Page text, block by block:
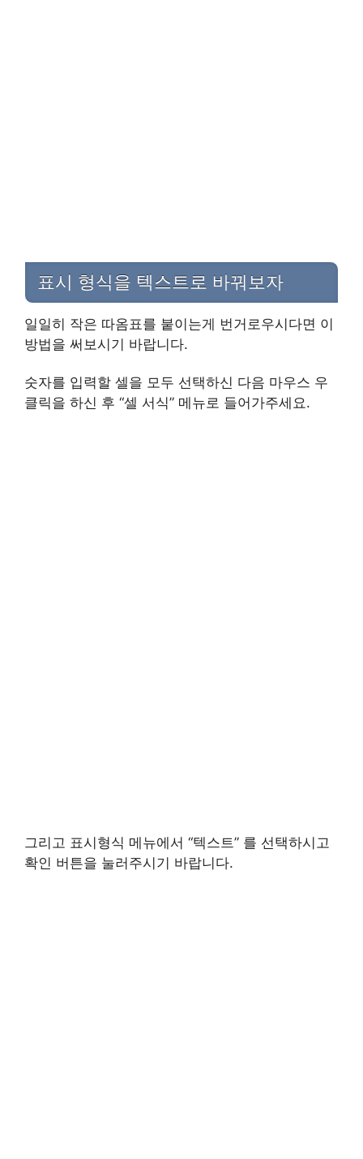
표시 형식을 텍스트로 바꿔보자
일일히 작은 따옴표를 붙이는게 번거로우시다면 이
방법을 써보시기 바랍니다.
숫자를 입력할 셀을 모두 선택하신 다음 마우스 우
클릭을 하신 후 “셀 서식” 메뉴로 들어가주세요.
그리고 표시형식 메뉴에서 “텍스트” 를 선택하시고
확인 버튼을 눌러주시기 바랍니다.